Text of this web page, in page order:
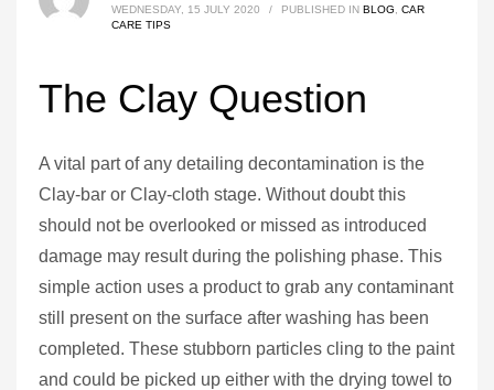
WEDNESDAY, 15 JULY 2020 / PUBLISHED IN BLOG
CAR
CARE TIPS
The Clay Question
A vital part of any detailing decontamination is the
Clay-bar or Clay-cloth stage. Without doubt this
should not be overlooked or missed as introduced
damage may result during the polishing phase. This
simple action uses a product to grab any contaminant
still present on the surface after washing has been
completed. These stubborn particles cling to the paint
and could be picked up either with the drying towel to